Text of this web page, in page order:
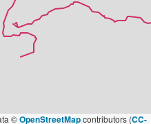
©OpenStreetMapcontributors (CC-